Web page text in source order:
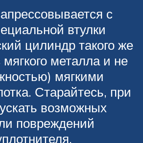
с
втулки
цилиндр такого же
металла и не
мягкими
Старайтесь, при
возможных
повреждений